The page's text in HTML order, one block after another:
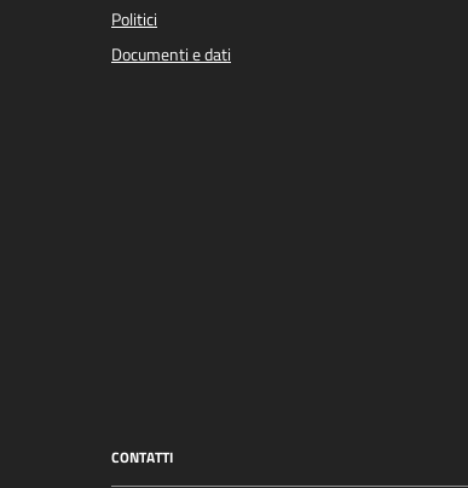
Politici
Documenti e dati
CONTATTI